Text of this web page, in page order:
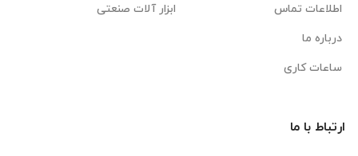
اطلاعات تماس
درباره ما
ساعات کاری
ابزار آلات صنعتی
ارتباط با ما